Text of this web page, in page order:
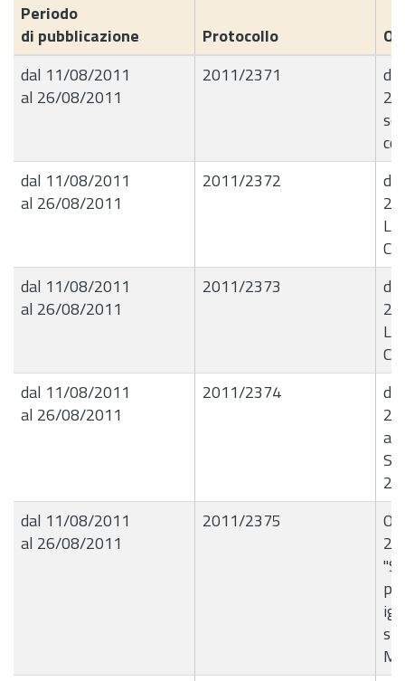
Periodo
di pubblicazione
Protocollo
dal 11/08/2011
al 26/08/2011
2011/2371
dal 11/08/2011
al 26/08/2011
2011/2372
dal 11/08/2011
al 26/08/2011
2011/2373
dal 11/08/2011
al 26/08/2011
2011/2374
dal 11/08/2011
al 26/08/2011
2011/2375